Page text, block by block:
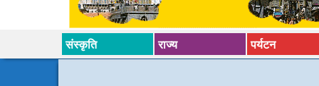
संस्कृति राज्य पर्यटन